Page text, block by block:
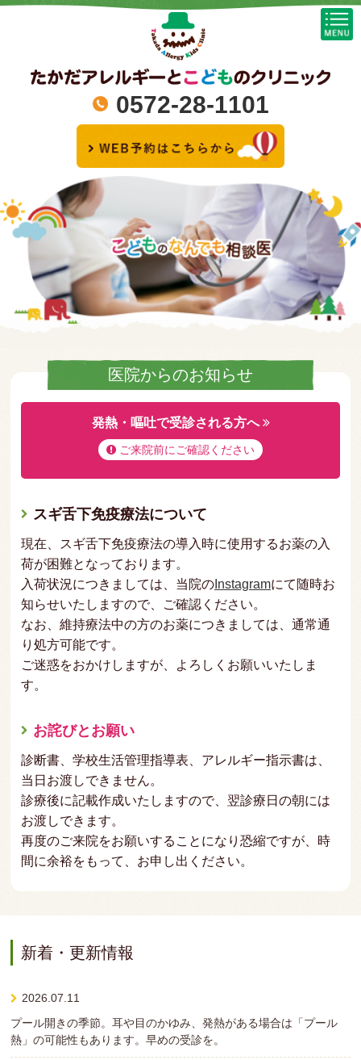
0572-28-1101
医院からのお知らせ
発熱・嘔吐で受診される方へ
ご来院前にご確認ください
スギ舌下免疫療法について
現在、スギ舌下免疫療法の導入時に使用するお薬の入
荷が困難となっております。
入荷状況につきましては、当院の Instagramにて随時お
知らせいたしますので、ご確認ください。
なお、維持療法中の方のお薬につきましては、通常通
り処方可能です。
ご迷惑をおかけしますが、よろしくお願いいたしま
す。
お詫びとお願い
診断書、学校生活管理指導表、アレルギー指示書は、
当日お渡しできません。
診療後に記載作成いたしますので、翌診療日の朝には
お渡しできます。
再度のご来院をお願いすることになり恐縮ですが、時
間に余裕をもって、お申し出ください。
新着・更新情報
2026.07.11
プール開きの季節。耳や目のかゆみ、発熱がある場合は「プール
熱」の可能性もあります。早めの受診を。